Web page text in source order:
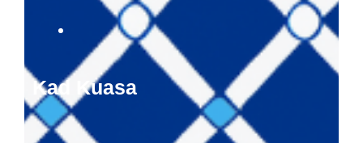
Kad Kuasa